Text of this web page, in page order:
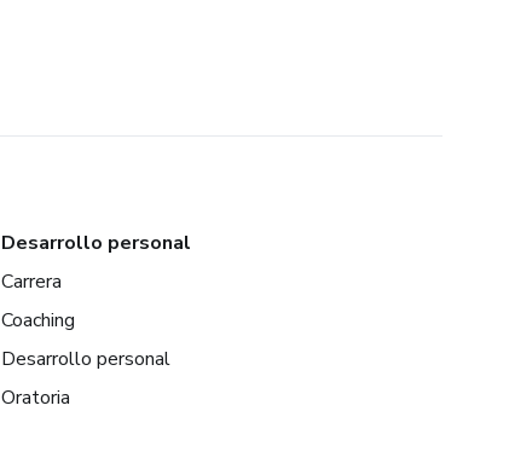
Desarrollo personal
Carrera
Coaching
Desarrollo personal
Oratoria